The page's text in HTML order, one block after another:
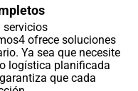
servicios
ofrece soluciones
Ya sea que necesite
logística planificada
que cada